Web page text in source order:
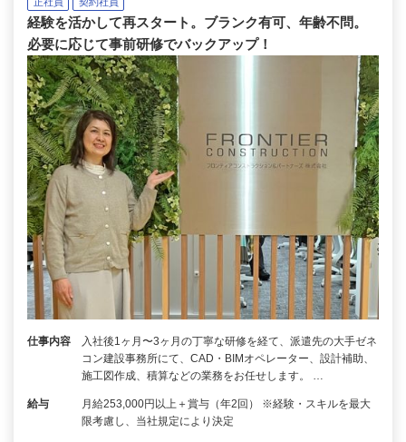
経験を活かして再スタート。ブランク有可、年齢不問。
必要に応じて事前研修でバックアップ！
仕事内容
入社後1ヶ月〜3ヶ月の丁寧な研修を経て、派遣先の大手ゼネ
コン建設事務所にて、CAD・BIMオペレーター、設計補助、
施工図作成、積算などの業務をお任せします。 …
給与
月給253,000円以上＋賞与（年2回） ※経験・スキルを最大
限考慮し、当社規定により決定